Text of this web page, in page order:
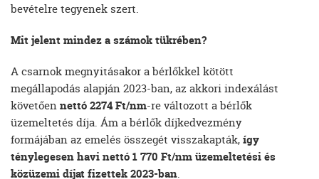
bevételre tegyenek szert.
Mit jelent mindez a számok tükrében?
A csarnok megnyitásakor a bérlőkkel kötött
megállapodás alapján 2023-ban, az akkori indexálást
követőennettó 2274 Ft/nm-re változott a bérlők
üzemeltetés díja. Ám a bérlők díjkedvezmény
formájában az emelés összegét visszakapták,így
ténylegesen havi nettó 1 770 Ft/nm üzemeltetési és
közüzemi díjat fizettek 2023-ban.